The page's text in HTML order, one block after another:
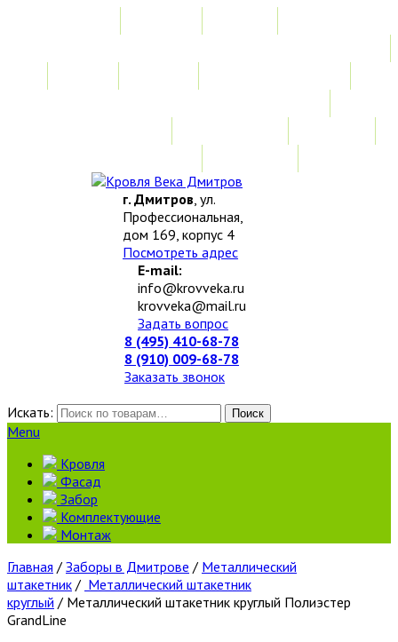
г. Дмитров, ул.
Профессиональная,
дом 169, корпус 4
Посмотреть адрес
E-mail:
info@krovveka.ru
krovveka@mail.ru
Задать вопрос
8 (495) 410-68-78
8 (910) 009-68-78
Заказать звонок
Искать:
Поиск
Menu
Кровля
Фасад
Забор
Комплектующие
Монтаж
Главная / Заборы в Дмитрове / Металлический
штакетник / Металлический штакетник
круглый / Металлический штакетник круглый Полиэстер
GrandLine